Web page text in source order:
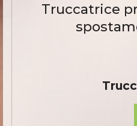
Truccatrice